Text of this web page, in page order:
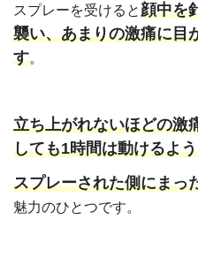
スプレーを受けると顔中を
襲い、あまりの激痛に目
す。
立ち上がれないほどの激
しても1時間は動けるよ
スプレーされた側にまっ
魅力のひとつです。